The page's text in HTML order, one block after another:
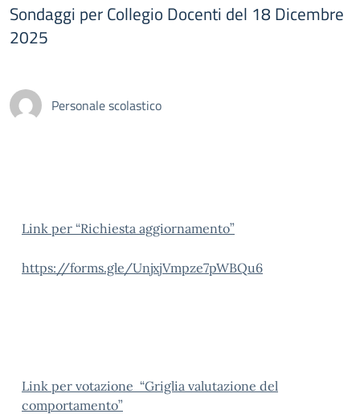
Sondaggi per Collegio Docenti del 18 Dicembre
2025
Personale scolastico
Link per “Richiesta aggiornamento”
https://forms.gle/UnjxjVmpze7pWBQu6
Link per votazione “Griglia valutazione del
comportamento”